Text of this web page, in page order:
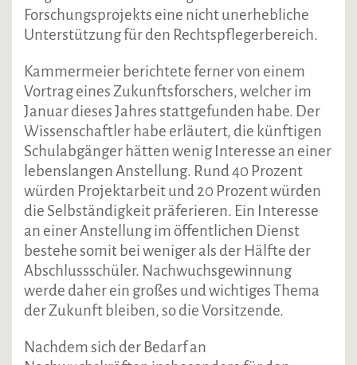
Forschungsprojekts eine nicht unerhebliche
Unterstützung für den Rechtspflegerbereich.
Kammermeier berichtete ferner von einem
Vortrag eines Zukunftsforschers, welcher im
Januar dieses Jahres stattgefunden habe. Der
Wissenschaftler habe erläutert, die künftigen
Schulabgänger hätten wenig Interesse an einer
lebenslangen Anstellung. Rund 40 Prozent
würden Projektarbeit und 20 Prozent würden
die Selbständigkeit präferieren. Ein Interesse
an einer Anstellung im öffentlichen Dienst
bestehe somit bei weniger als der Hälfte der
Abschlussschüler. Nachwuchsgewinnung
werde daher ein großes und wichtiges Thema
der Zukunft bleiben, so die Vorsitzende.
Nachdem sich der Bedarf an